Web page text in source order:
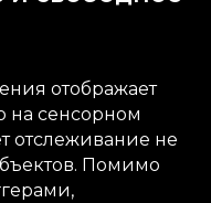
отображает
на сенсорном
отслеживание не
Помимо